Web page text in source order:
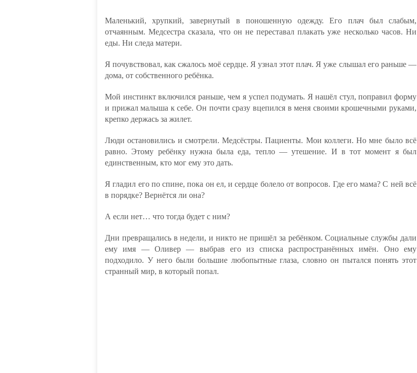
Маленький, хрупкий, завернутый в поношенную одежду. Его плач был слабым,
отчаянным. Медсестра сказала, что он не переставал плакать уже несколько часов. Ни
еды. Ни следа матери.
Я почувствовал, как сжалось моё сердце. Я узнал этот плач. Я уже слышал его раньше —
дома, от собственного ребёнка.
Мой инстинкт включился раньше, чем я успел подумать. Я нашёл стул, поправил форму
и прижал малыша к себе. Он почти сразу вцепился в меня своими крошечными руками,
крепко держась за жилет.
Люди остановились и смотрели. Медсёстры. Пациенты. Мои коллеги. Но мне было всё
равно. Этому ребёнку нужна была еда, тепло — утешение. И в тот момент я был
единственным, кто мог ему это дать.
Я гладил его по спине, пока он ел, и сердце болело от вопросов. Где его мама? С ней всё
в порядке? Вернётся ли она?
А если нет… что тогда будет с ним?
Дни превращались в недели, и никто не пришёл за ребёнком. Социальные службы дали
ему имя — Оливер — выбрав его из списка распространённых имён. Оно ему
подходило. У него были большие любопытные глаза, словно он пытался понять этот
странный мир, в который попал.